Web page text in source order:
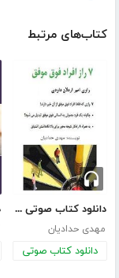
کتاب‌های مرتبط
دانلود کتاب صوتی 7 راز افراد فوق موفق
مهدی حدادیان
دانلود کتاب صوتی